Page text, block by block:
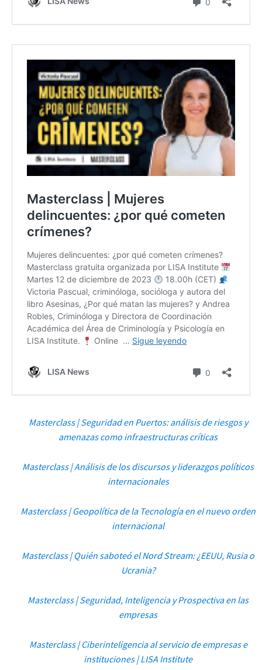
Masterclass | Seguridad en Puertos: análisis de riesgos y
amenazas como infraestructuras críticas
Masterclass | Análisis de los discursos y liderazgos políticos
internacionales
Masterclass | Geopolítica de la Tecnología en el nuevo orden
internacional
Masterclass | Quién saboteó el Nord Stream: ¿EEUU, Rusia o
Ucrania?
Masterclass | Seguridad, Inteligencia y Prospectiva en las
empresas
Masterclass | Ciberinteligencia al servicio de empresas e
instituciones | LISA Institute